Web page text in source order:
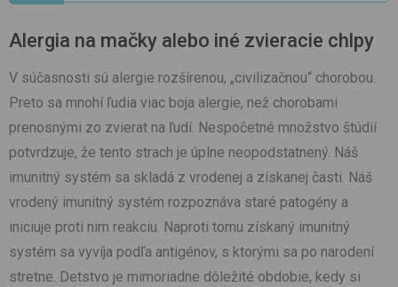
Alergia na mačky alebo iné zvieracie chlpy
V súčasnosti sú alergie rozšírenou, „civilizačnou“ chorobou.
Preto sa mnohí ľudia viac boja alergie, než chorobami
prenosnými zo zvierat na ľudí. Nespočetné množstvo štúdií
potvrdzuje, že tento strach je úplne neopodstatnený. Náš
imunitný systém sa skladá z vrodenej a získanej časti. Náš
vrodený imunitný systém rozpoznáva staré patogény a
iniciuje proti nim reakciu. Naproti tomu získaný imunitný
systém sa vyvíja podľa antigénov, s ktorými sa po narodení
stretne. Detstvo je mimoriadne dôležité obdobie, kedy si